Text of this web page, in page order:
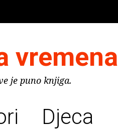
vremena
je puno knjiga.
Djeca